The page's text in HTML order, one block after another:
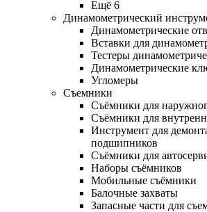
Ещё 6
Динамометрический
Динамометрические
Вставки для
Тестеры
Динамометрические
Угломеры
Съемники
Съёмники для
Съёмники для
Инструмент для
подшипников
Съёмники для
Наборы съёмников
Мобильные съёмники
Балочные захваты
Запасные части для